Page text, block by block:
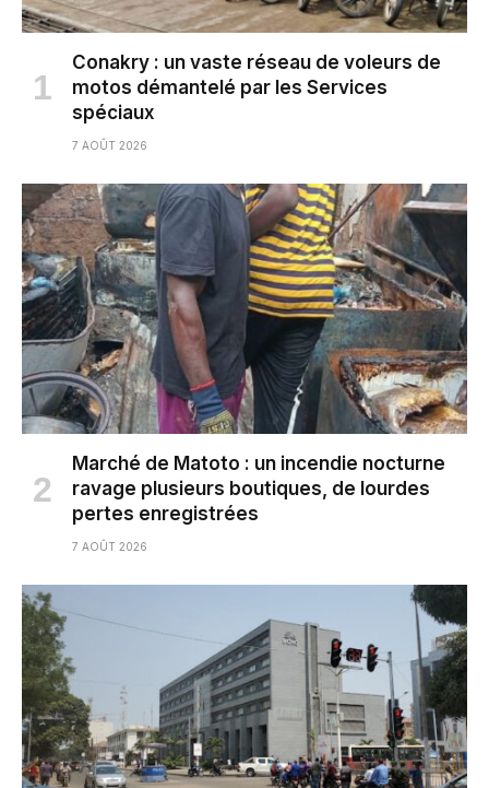
Conakry : un vaste réseau de voleurs de
motos démantelé par les Services
spéciaux
7 AOÛT 2026
Marché de Matoto : un incendie nocturne
ravage plusieurs boutiques, de lourdes
pertes enregistrées
7 AOÛT 2026